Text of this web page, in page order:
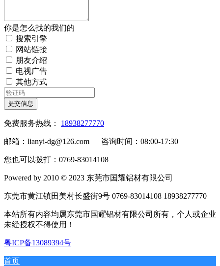
你是怎么找的我们的
搜索引擎
网站链接
朋友介绍
电视广告
其他方式
提交信息
免费服务热线： 18938277770
邮箱：lianyi-dg@126.com 咨询时间：08:00-17:30
您也可以拨打：0769-83014108
Powered by 2010 © 2023 东莞市国耀铝材有限公司
东莞市黄江镇田美村长盛街9号 0769-83014108 18938277770
本站所有内容均属东莞市国耀铝材有限公司所有，个人或企业
未经授权不得使用！
粤ICP备13089394号
首页